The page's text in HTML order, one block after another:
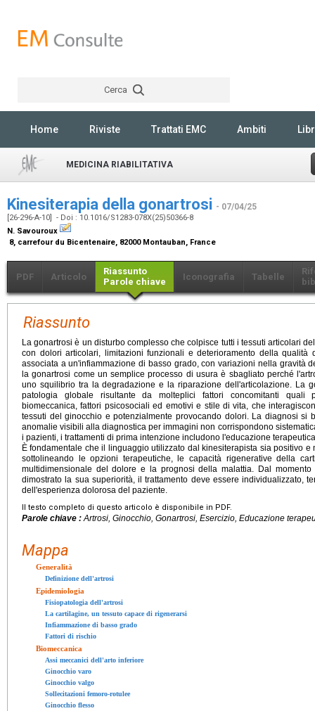
Cerca
Home Riviste Trattati EMC Ambiti
MEDICINA RIABILITATIVA
Kinesiterapia della gonartrosi - 07/04/25
[26-296-A-10] - Doi : 10.1016/S1283-078X(25)50366-8
N. Savouroux
8, carrefour du Bicentenaire, 82000 Montauban, France
PDF Articolo
Riassunto
Parole chiave
Iconografia Tabelle
Riassunto
La gonartrosi è un disturbo complesso che colpisce tutti i tessuti articolari
con dolori articolari, limitazioni funzionali e deterioramento della
associata a un'infiammazione di basso grado, con variazioni nella gravità
la gonartrosi come un semplice processo di usura è sbagliato perché
uno squilibrio tra la degradazione e la riparazione dell'articolazione. La
patologia globale risultante da molteplici fattori concomitanti quali
biomeccanica, fattori psicosociali ed emotivi e stile di vita, che
tessuti del ginocchio e potenzialmente provocando dolori. La diagnosi si
anomalie visibili alla diagnostica per immagini non corrispondono
i pazienti, i trattamenti di prima intenzione includono l'educazione
È fondamentale che il linguaggio utilizzato dal kinesiterapista sia positivo
sottolineando le opzioni terapeutiche, le capacità rigenerative della
multidimensionale del dolore e la prognosi della malattia. Dal
dimostrato la sua superiorità, il trattamento deve essere individualizzato,
dell'esperienza dolorosa del paziente.
Il testo completo di questo articolo è disponibile in PDF.
Parole chiave : Artrosi, Ginocchio, Gonartrosi, Esercizio, Educazione
Mappa
Generalità
Definizione dell'artrosi
Epidemiologia
Fisiopatologia dell'artrosi
La cartilagine, un tessuto capace di rigenerarsi
Infiammazione di basso grado
Fattori di rischio
Biomeccanica
Assi meccanici dell'arto inferiore
Ginocchio varo
Ginocchio valgo
Sollecitazioni femoro-rotulee
Ginocchio flesso